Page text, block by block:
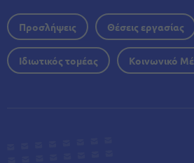
Προσλήψεις Θέσεις εργασίας
Ιδιωτικός τομέας Κοινωνικό